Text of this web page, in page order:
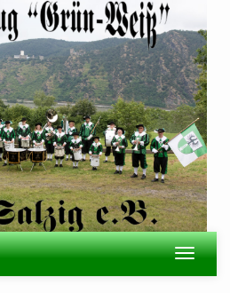
ein-/